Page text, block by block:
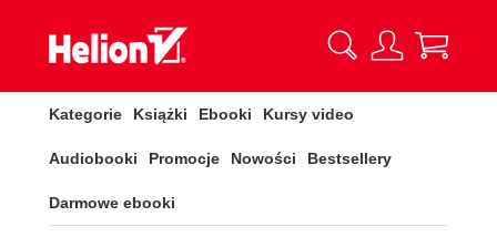
Kategorie Książki Ebooki Kursy video
Audiobooki Promocje Nowości Bestsellery
Darmowe ebooki